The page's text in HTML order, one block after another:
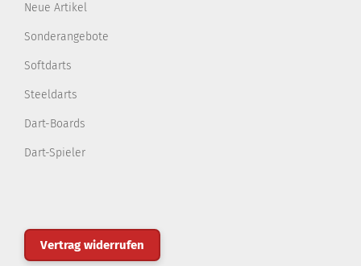
Neue Artikel
Sonderangebote
Softdarts
Steeldarts
Dart-Boards
Dart-Spieler
Vertrag widerrufen